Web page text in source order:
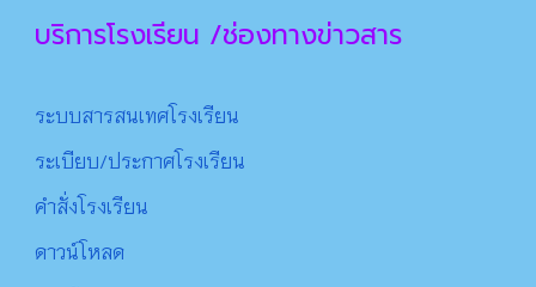
บริการโรงเรียน /ช่องทางข่าวสาร
ระบบสารสนเทศโรงเรียน
ระเบียบ/ประกาศโรงเรียน
คำสั่งโรงเรียน
ดาวน์โหลด